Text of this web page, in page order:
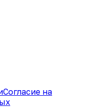
Согласие на